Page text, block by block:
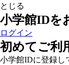
とじる
小学館IDを
ログイン
初めてご利
小学館IDに登録し